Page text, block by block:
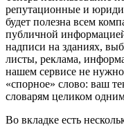
репутационные и
будет полезна всем
публичной
надписи на зданиях,
листы, реклама,
нашем сервисе не нужно
«спорное» слово: ваш
словарям целиком
Во вкладке есть